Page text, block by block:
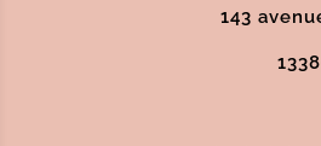
143